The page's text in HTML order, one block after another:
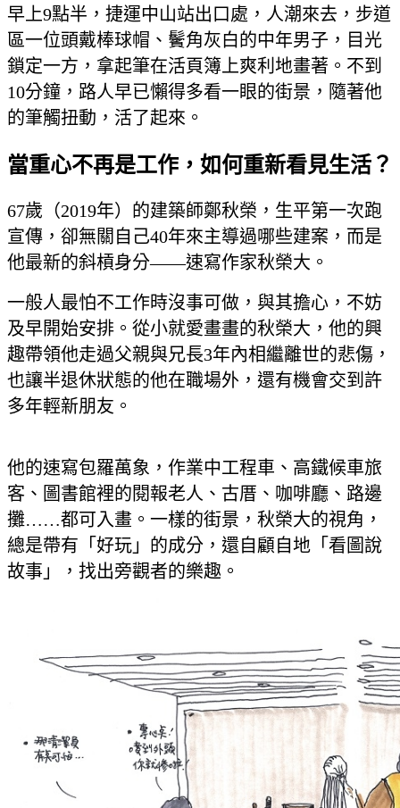
早上9點半，捷運中山站出口處，人潮來去，步道
區一位頭戴棒球帽、鬢角灰白的中年男子，目光
鎖定一方，拿起筆在活頁簿上爽利地畫著。不到
10分鐘，路人早已懶得多看一眼的街景，隨著他
的筆觸扭動，活了起來。
當重心不再是工作，如何重新看見生活？
67歲（2019年）的建築師鄭秋榮，生平第一次跑
宣傳，卻無關自己40年來主導過哪些建案，而是
他最新的斜槓身分——速寫作家秋榮大。
一般人最怕不工作時沒事可做，與其擔心，不妨
及早開始安排。從小就愛畫畫的秋榮大，他的興
趣帶領他走過父親與兄長3年內相繼離世的悲傷，
也讓半退休狀態的他在職場外，還有機會交到許
多年輕新朋友。
他的速寫包羅萬象，作業中工程車、高鐵候車旅
客、圖書館裡的閱報老人、古厝、咖啡廳、路邊
攤……都可入畫。一樣的街景，秋榮大的視角，
總是帶有「好玩」的成分，還自顧自地「看圖說
故事」，找出旁觀者的樂趣。